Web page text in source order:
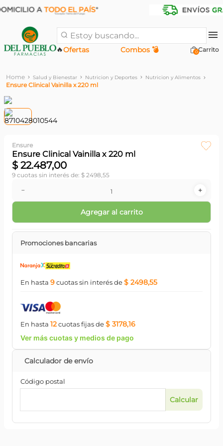
Estoy buscando...
Ofertas
🔥 Combos 💣 0
Salud y Bienestar Nutricion y Deportes Nutricion y Alimentos
Ensure Clinical Vainilla x 220 ml
Ensure
Ensure Clinical Vainilla x 220 ml
$ 22.487,00
9 cuotas sin interés de: $ 2498,55
＋
－
Agregar al carrito
Promociones bancarias
En hasta 9cuotassin interésde$ 2498,55
En hasta 12cuotasfijasde$ 3178,16
Ver más cuotas y medios de pago
Código postal